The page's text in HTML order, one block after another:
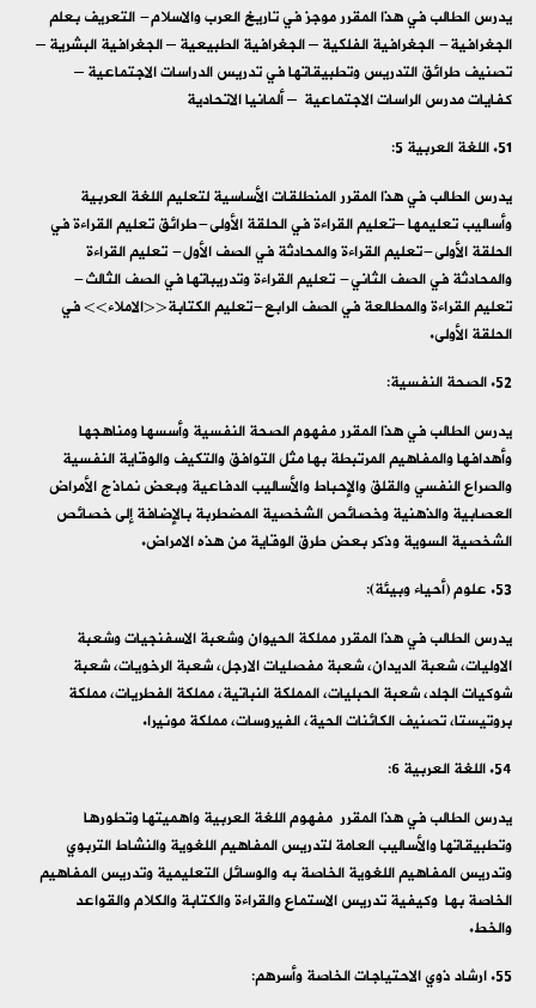
يدرس الطالب في هذا المقرر موجز في تاريخ العرب والاسلام- التعريف بعلم
الجغرافية- الجغرافية الفلكية – الجغرافية الطبيعية – الجغرافية البشرية –
تصنيف طرائق التدريس وتطبيقاتها في تدريس الدراسات الاجتماعية –
كفايات مدرس الراسات الاجتماعية – ألمانيا الاتحادية
اللغة العربية 5:
يدرس الطالب في هذا المقرر المنطلقات الأساسية لتعليم اللغة العربية
وأساليب تعليمها –تعليم القراءة في الحلقة الأولى-طرائق تعليم القراءة في
الحلقة الأولى-تعليم القراءة والمحادثة في الصف الأول- تعليم القراءة
والمحادثة في الصف الثاني- تعليم القراءة وتدريباتها في الصف الثالث-
تعليم القراءة والمطالعة في الصف الرابع-تعليم الكتابة<<الاملاء>> في
الحلقة الأولى.
الصحة النفسية:
يدرس الطالب في هذا المقرر مفهوم الصحة النفسية وأسسها ومناهجها
وأهدافها والمفاهيم المرتبطة بها مثل التوافق والتكيف والوقاية النفسية
والصراع النفسي والقلق والإحباط والأساليب الدفاعية وبعض نماذج الأمراض
العصابية والذهنية وخصائص الشخصية المضطربة بالإضافة إلى خصائص
الشخصية السوية وذكر بعض طرق الوقاية من هذه الامراض.
علوم (أحياء وبيئة):
يدرس الطالب في هذا المقرر مملكة الحيوان وشعبة الاسفنجيات وشعبة
الاوليات، شعبة الديدان، شعبة مفصليات الارجل، شعبة الرخويات، شعبة
شوكيات الجلد، شعبة الحبليات، المملكة النباتية، مملكة الفطريات، مملكة
بروتيستا، تصنيف الكائنات الحية، الفيروسات، مملكة مونيرا.
اللغة العربية 6:
يدرس الطالب في هذا المقرر مفهوم اللغة العربية واهميتها وتطورها
وتطبيقاتها والأساليب العامة لتدريس المفاهيم اللغوية والنشاط التربوي
وتدريس المفاهيم اللغوية الخاصة به والوسائل التعليمية وتدريس المفاهيم
الخاصة بها وكيفية تدريس الاستماع والقراءة والكتابة والكلام والقواعد
والخط.
ارشاد ذوي الاحتياجات الخاصة وأسرهم: